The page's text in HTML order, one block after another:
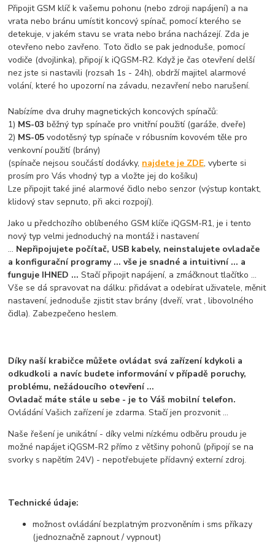
Připojit GSM klíč k vašemu pohonu (nebo zdroji napájení) a na
vrata nebo bránu umístit koncový spínač, pomocí kterého se
detekuje, v jakém stavu se vrata nebo brána nacházejí. Zda je
otevřeno nebo zavřeno. Toto čidlo se pak jednoduše, pomocí
vodiče (dvojlinka), připojí k iQGSM-R2. Když je čas otevření delší
nez jste si nastavili (rozsah 1s - 24h), obdrží majitel alarmové
volání, které ho upozorní na závadu, nezavření nebo narušení.
Nabízíme dva druhy magnetických koncových spínačů:
1) MS-03 běžný typ spínače pro vnitřní použití (garáže, dveře)
2) MS-05 vodotěsný typ spínače v róbusním kovovém těle pro
venkovní použití (brány)
(spínače nejsou součástí dodávky, najdete je ZDE, vyberte si
prosím pro Vás vhodný typ a vložte jej do košíku)
Lze připojit také jiné alarmové čidlo nebo senzor (výstup kontakt,
klidový stav sepnuto, při akci rozpojí).
Jako u předchozího oblíbeného GSM klíče iQGSM-R1, je i tento
nový typ velmi jednoduchý na montáž i nastavení
... Nepřipojujete počítač, USB kabely, neinstalujete ovladače
a konfigurační programy ... vše je snadné a intuitivní ... a
funguje IHNED ... Stačí připojit napájení, a zmáčknout tlačítko ...
Vše se dá spravovat na dálku: přidávat a odebírat uživatele, měnit
nastavení, jednoduše zjistit stav brány (dveří, vrat , libovolného
čidla). Zabezpečeno heslem.
Díky naší krabičce můžete ovládat svá zařízení kdykoli a
odkudkoli a navíc budete informování v případě poruchy,
problému, nežádoucího otevření ...
Ovladač máte stále u sebe - je to Váš mobilní telefon.
Ovládání Vašich zařízení je zdarma. Stačí jen prozvonit ...
Naše řešení je unikátní - díky velmi nízkému odběru proudu je
možné napájet iQGSM-R2 přímo z většiny pohonů (připojí se na
svorky s napětím 24V) - nepotřebujete přídavný externí zdroj.
Technické údaje:
možnost ovládání bezplatným prozvoněním i sms příkazy
(jednoznačně zapnout / vypnout)